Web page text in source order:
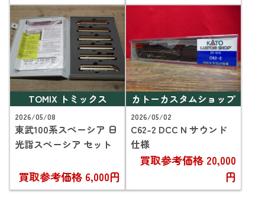
TOMIX トミックス
2026/05/08
東武100系スペーシア 日
光詣スペーシア セット
買取参考価格 6,000円
カトーカスタムショップ
2026/05/02
C62-2 DCC N サウンド
仕様
買取参考価格 20,000
円